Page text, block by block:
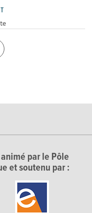
par le Pôle
et soutenu par :